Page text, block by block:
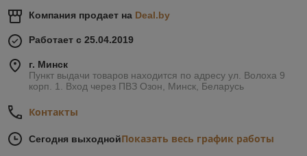
Компания продает на Deal.by
Работает с 25.04.2019
г. Минск
Пункт выдачи товаров находится по адресу ул. Волоха 9
корп. 1. Вход через ПВЗ Озон, Минск, Беларусь
Контакты
Сегодня выходнойПоказать весь график работы